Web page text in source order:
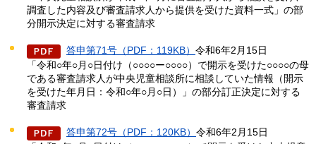
調査した内容及び審査請求人から提供を受けた資料一式」の部
分開示決定に対する審査請求
答申第71号（PDF：119KB） 令和6年2月15日
「令和○年○月○日付け（○○○○ー○○○○）で開示を受けた○○○○の母
である審査請求人が中央児童相談所に相談していた情報（開示
を受けた年月日：令和○年○月○日）」の部分訂正決定に対する
審査請求
答申第72号（PDF：120KB） 令和6年2月15日